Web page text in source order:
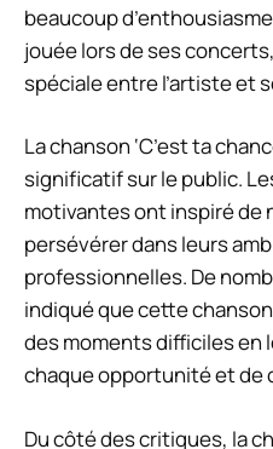
beaucoup
jouée lors de ses
spéciale entre l’artiste et
La chanson ‘C’est ta
significatif sur le public.
motivantes ont inspiré de
persévérer dans leurs
professionnelles. De
indiqué que cette
des moments difficiles en
chaque opportunité et de
Du côté des critiques, la